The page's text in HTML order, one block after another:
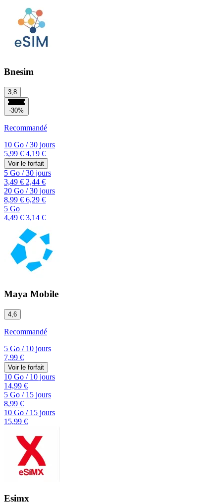
Bnesim
3,8
-30%
Recommandé
10 Go /30 jours
5,99 € 4,19 €
Voir le forfait
5 Go /30 jours
3,49 € 2,44 €
20 Go /30 jours
8,99 € 6,29 €
5 Go
4,49 € 3,14 €
Maya Mobile
4,6
Recommandé
5 Go /10 jours
7,99 €
Voir le forfait
10 Go /10 jours
14,99 €
5 Go /15 jours
8,99 €
10 Go /15 jours
15,99 €
Esimx